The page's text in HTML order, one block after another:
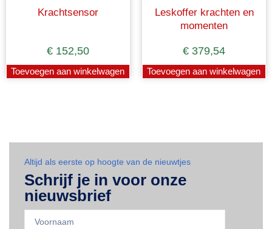
Krachtsensor
€ 152,50
Toevoegen aan winkelwagen
Leskoffer krachten en
momenten
€ 379,54
Toevoegen aan winkelwagen
Altijd als eerste op hoogte van de nieuwtjes
Schrijf je in voor onze
nieuwsbrief